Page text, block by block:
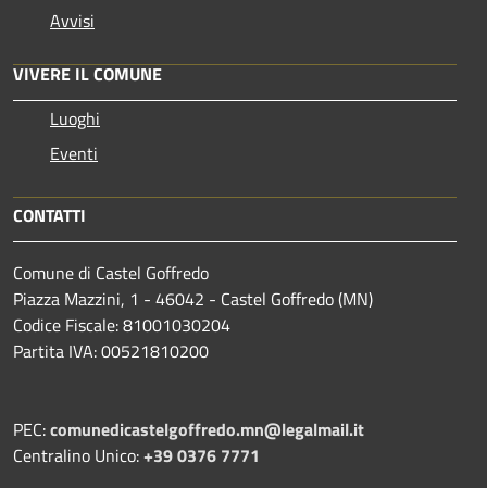
Avvisi
VIVERE IL COMUNE
Luoghi
Eventi
CONTATTI
Comune di Castel Goffredo
Piazza Mazzini, 1 - 46042 - Castel Goffredo (MN)
Codice Fiscale: 81001030204
Partita IVA: 00521810200
PEC:comunedicastelgoffredo.mn@legalmail.it
Centralino Unico:+39 0376 7771